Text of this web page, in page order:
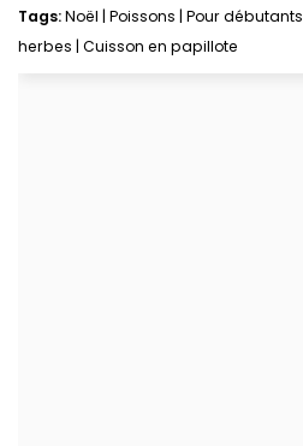
Tags:Noël Poissons Pour débutants
herbes Cuisson en papillote